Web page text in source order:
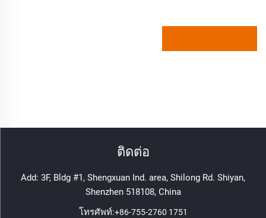
ติดต่อ
Add: 3F, Bldg #1, Shengxuan Ind. area, Shilong Rd. Shiyan,
Shenzhen 518108, China
โทรศัพท์:+86-755-2760 1751